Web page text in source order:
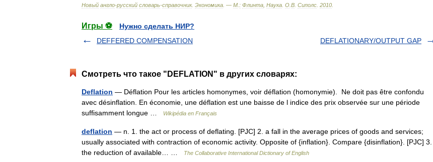
Новый англо-русский словарь-справочник. Экономика . — М : Флинта Наукa О В Сиполс 2010
Игры ⚽
Нужно сделать НИР?
DEFFERED COMPENSATION
DEFLATIONARY/OUTPUT GAP
Смотреть что такое "DEFLATION" в других словарях:
Deflation — Déflation Pour les articles homonymes, voir déflation (homonymie). Ne doit pas être confondu
avec désinflation. En économie, une déflation est une baisse de l indice des prix observée sur une période
suffisamment longue …
Wikipédia en Français
deflation — n. 1. the act or process of deflating. [PJC] 2. a fall in the average prices of goods and services;
usually associated with contraction of economic activity. Opposite of {inflation}. Compare {disinflation}. [PJC] 3.
the reduction of available… …
The Collaborative International Dictionary of English